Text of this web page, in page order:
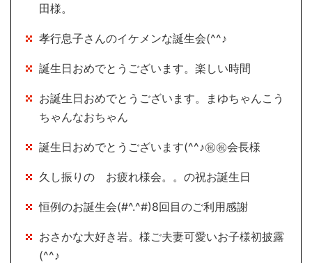
田様。
孝行息子さんのイケメンな誕生会(^^♪
誕生日おめでとうございます。楽しい時間
お誕生日おめでとうございます。まゆちゃんこう
ちゃんなおちゃん
誕生日おめでとうございます(^^♪㊗㊗会長様
久し振りの お疲れ様会。。の祝お誕生日
恒例のお誕生会(#^.^#)8回目のご利用感謝
おさかな大好き岩。様ご夫妻可愛いお子様初披露
(^^♪